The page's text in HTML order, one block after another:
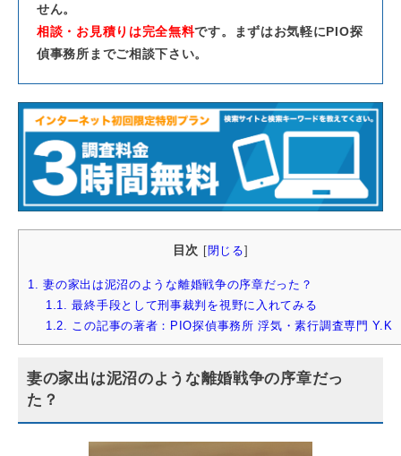
せん。
相談・お見積りは完全無料です。まずはお気軽にPIO探
偵事務所までご相談下さい。
目次 閉じる
1.
妻の家出は泥沼のような離婚戦争の序章だった？
1.1.
最終手段として刑事裁判を視野に入れてみる
1.2.
この記事の著者：PIO探偵事務所 浮気・素行調査専門 Y.K
妻の家出は泥沼のような離婚戦争の序章だっ
た？